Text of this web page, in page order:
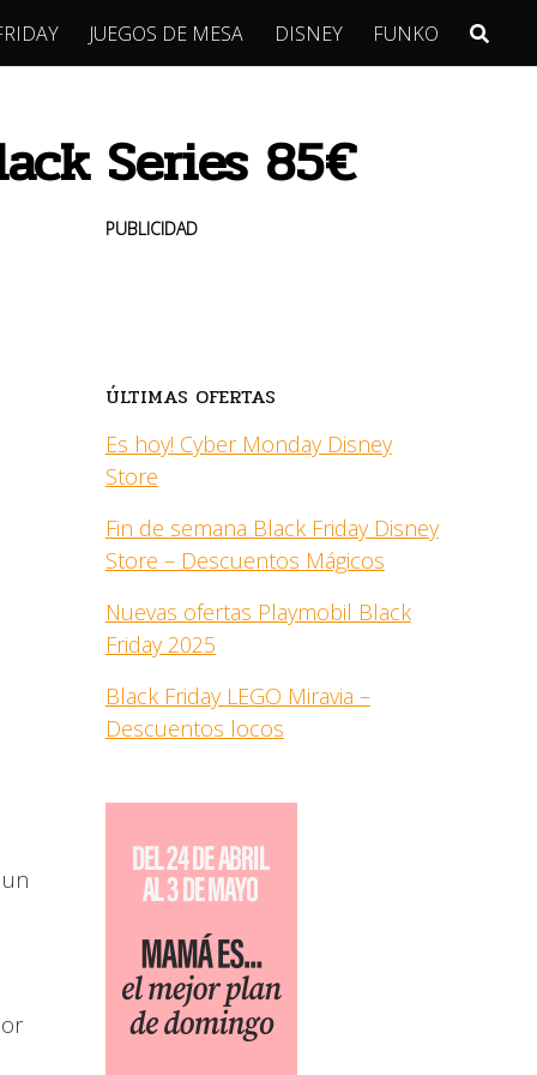
JUEGOS DE MESA DISNEY FUNKO
Series 85€
PUBLICIDAD
ÚLTIMAS OFERTAS
Es hoy! Cyber Monday Disney
Store
Fin de semana Black Friday Disney
Store – Descuentos Mágicos
Nuevas ofertas Playmobil Black
Friday 2025
Black Friday LEGO Miravia –
Descuentos locos